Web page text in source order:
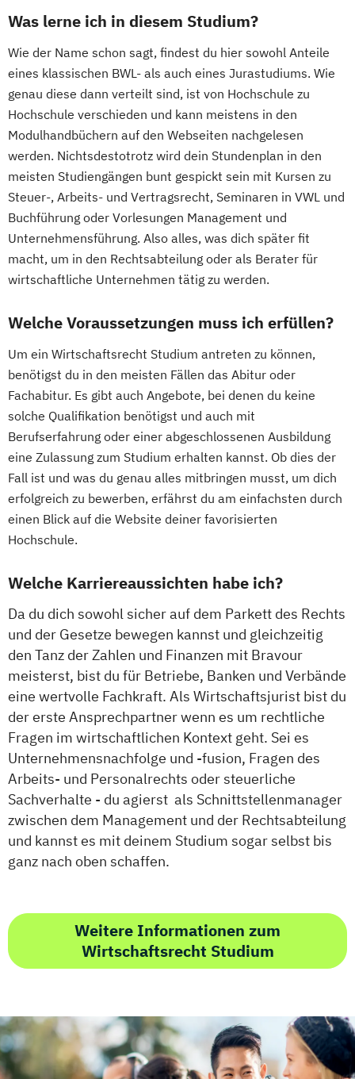
Was lerne ich in diesem Studium?
Wie der Name schon sagt, findest du hier sowohl Anteile
eines klassischen BWL- als auch eines Jurastudiums. Wie
genau diese dann verteilt sind, ist von Hochschule zu
Hochschule verschieden und kann meistens in den
Modulhandbüchern auf den Webseiten nachgelesen
werden. Nichtsdestotrotz wird dein Stundenplan in den
meisten Studiengängen bunt gespickt sein mit Kursen zu
Steuer-, Arbeits- und Vertragsrecht, Seminaren in VWL und
Buchführung oder Vorlesungen Management und
Unternehmensführung. Also alles, was dich später fit
macht, um in den Rechtsabteilung oder als Berater für
wirtschaftliche Unternehmen tätig zu werden.
Welche Voraussetzungen muss ich erfüllen?
Um ein Wirtschaftsrecht Studium antreten zu können,
benötigst du in den meisten Fällen das Abitur oder
Fachabitur. Es gibt auch Angebote, bei denen du keine
solche Qualifikation benötigst und auch mit
Berufserfahrung oder einer abgeschlossenen Ausbildung
eine Zulassung zum Studium erhalten kannst. Ob dies der
Fall ist und was du genau alles mitbringen musst, um dich
erfolgreich zu bewerben, erfährst du am einfachsten durch
einen Blick auf die Website deiner favorisierten
Hochschule.
Welche Karriereaussichten habe ich?
Da du dich sowohl sicher auf dem Parkett des Rechts
und der Gesetze bewegen kannst und gleichzeitig
den Tanz der Zahlen und Finanzen mit Bravour
meisterst, bist du für Betriebe, Banken und Verbände
eine wertvolle Fachkraft. Als Wirtschaftsjurist bist du
der erste Ansprechpartner wenn es um rechtliche
Fragen im wirtschaftlichen Kontext geht. Sei es
Unternehmensnachfolge und -fusion, Fragen des
Arbeits- und Personalrechts oder steuerliche
Sachverhalte - du agierst als Schnittstellenmanager
zwischen dem Management und der Rechtsabteilung
und kannst es mit deinem Studium sogar selbst bis
ganz nach oben schaffen.
Weitere Informationen zum
Wirtschaftsrecht Studium